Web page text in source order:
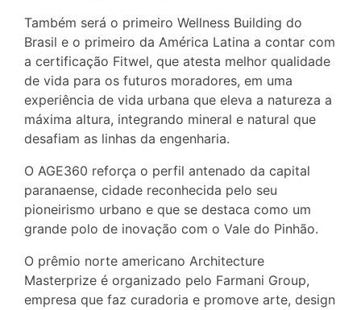
Também será o primeiro Wellness Building do
Brasil e o primeiro da América Latina a contar com
a certificação Fitwel, que atesta melhor qualidade
de vida para os futuros moradores, em uma
experiência de vida urbana que eleva a natureza a
máxima altura, integrando mineral e natural que
desafiam as linhas da engenharia.
O AGE360 reforça o perfil antenado da capital
paranaense, cidade reconhecida pelo seu
pioneirismo urbano e que se destaca como um
grande polo de inovação com o Vale do Pinhão.
O prêmio norte americano Architecture
Masterprize é organizado pelo Farmani Group,
empresa que faz curadoria e promove arte, design